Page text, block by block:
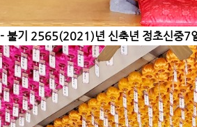
- 불기 2565(2021)년 신축년 정초신중7